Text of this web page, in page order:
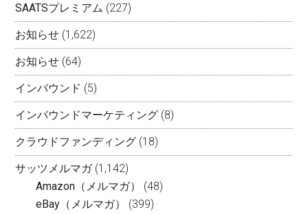
SAATSプレミアム (227)
お知らせ (1,622)
お知らせ (64)
インバウンド (5)
インバウンドマーケティング (8)
クラウドファンディング (18)
サッツメルマガ(1,142)
Amazon（メルマガ）
(48)
eBay（メルマガ）
(399)